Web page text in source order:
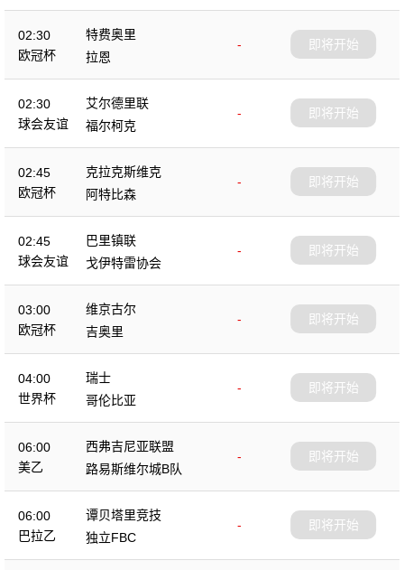
02:30
欧冠杯
特费奥里
-
拉恩
即将开始
02:30
球会友谊
艾尔德里联
-
福尔柯克
即将开始
02:45
欧冠杯
克拉克斯维克
-
阿特比森
即将开始
02:45
球会友谊
巴里镇联
-
戈伊特雷协会
即将开始
03:00
欧冠杯
维京古尔
-
吉奥里
即将开始
04:00
世界杯
瑞士
-
哥伦比亚
即将开始
06:00
美乙
西弗吉尼亚联盟
-
路易斯维尔城B队
即将开始
06:00
巴拉乙
谭贝塔里竞技
-
独立FBC
即将开始